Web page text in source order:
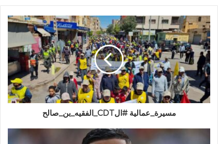
مسيرة_عمالية #الCDT_الفقيه_بن_صالح